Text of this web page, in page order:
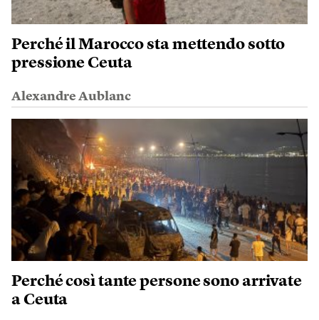
Perché il Marocco sta mettendo sotto
pressione Ceuta
Alexandre Aublanc
Perché così tante persone sono arrivate
a Ceuta